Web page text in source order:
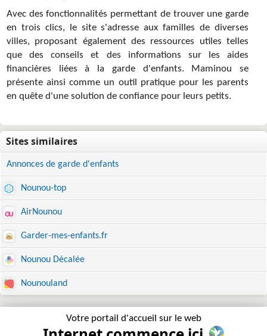
Avec des fonctionnalités permettant de trouver une garde
en trois clics, le site s'adresse aux familles de diverses
villes, proposant également des ressources utiles telles
que des conseils et des informations sur les aides
financières liées à la garde d'enfants. Maminou se
présente ainsi comme un outil pratique pour les parents
en quête d'une solution de confiance pour leurs petits.
Annonces de garde d'enfants
Nounou-top
AirNounou
Garder-mes-enfants.fr
Nounou Décalée
Nounouland
Votre portail d'accueil sur le web